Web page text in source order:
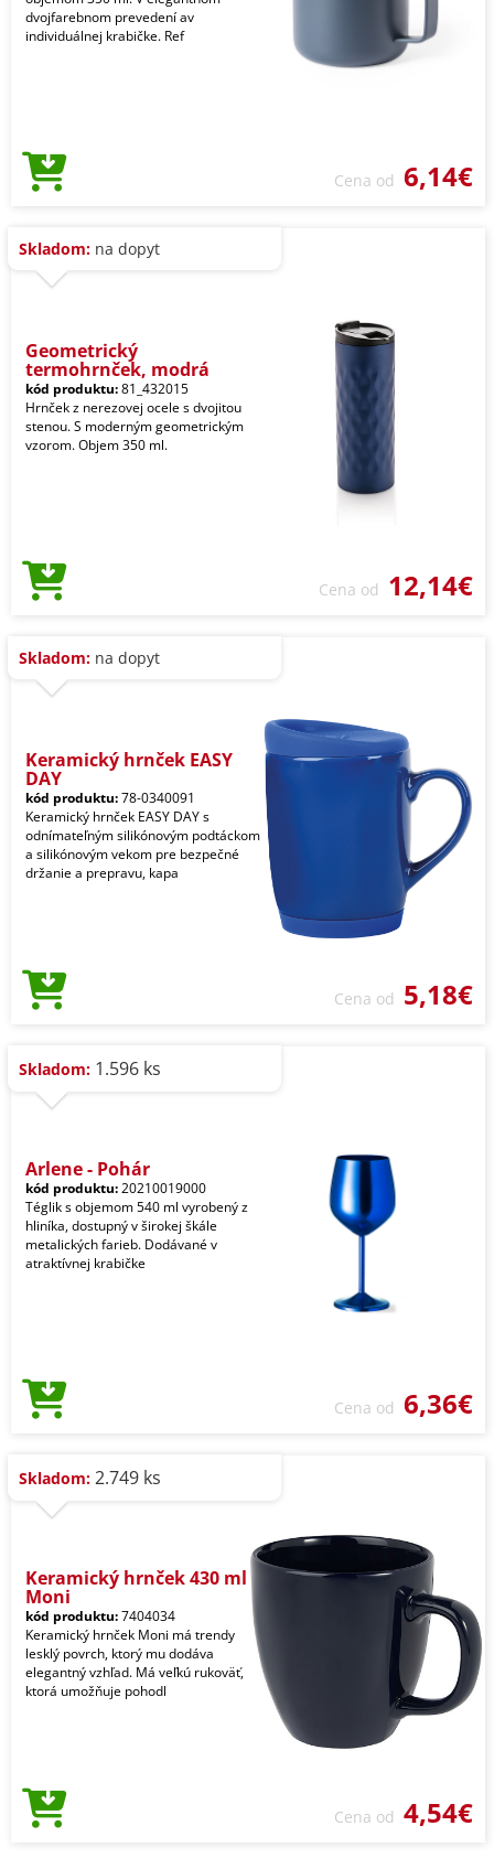
dvojfarebnom prevedení av
individuálnej krabičke. Ref
Cena od 6,14€
Skladom: na dopyt
Geometrický
termohrnček, modrá
kód produktu:81_432015
Hrnček z nerezovej ocele s dvojitou
stenou. S moderným geometrickým
vzorom. Objem 350 ml.
Cena od 12,14€
Skladom: na dopyt
Keramický hrnček EASY
DAY
kód produktu:78-0340091
Keramický hrnček EASY DAY s
odnímateľným silikónovým podtáckom
a silikónovým vekom pre bezpečné
držanie a prepravu, kapa
Cena od 5,18€
Skladom: 1.596 ks
Arlene - Pohár
kód produktu:20210019000
Téglik s objemom 540 ml vyrobený z
hliníka, dostupný v širokej škále
metalických farieb. Dodávané v
atraktívnej krabičke
Cena od 6,36€
Skladom: 2.749 ks
Keramický hrnček 430 ml
Moni
kód produktu:7404034
Keramický hrnček Moni má trendy
lesklý povrch, ktorý mu dodáva
elegantný vzhľad. Má veľkú rukoväť,
ktorá umožňuje pohodl
Cena od 4,54€